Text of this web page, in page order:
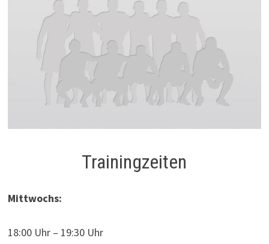
Trainingzeiten
Mittwochs:
18:00 Uhr – 19:30 Uhr